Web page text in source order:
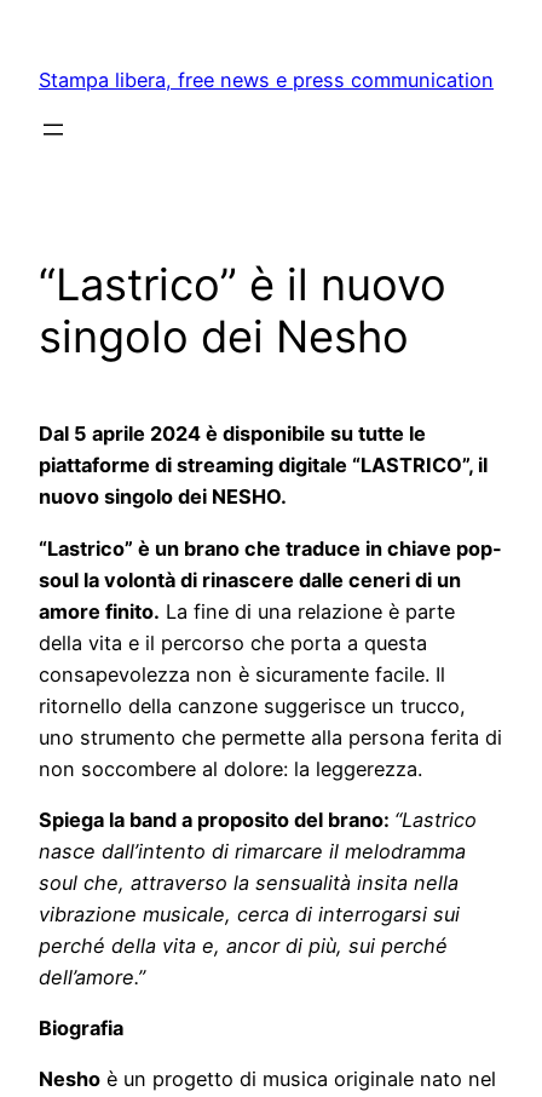
content
Stampa libera, free news e press communication
“Lastrico” è il nuovo
singolo dei Nesho
Dal 5 aprile 2024 è disponibile su tutte le
piattaforme di streaming digitale “LASTRICO”, il
nuovo singolo dei NESHO.
“Lastrico” è un brano che traduce in chiave pop-
soul la volontà di rinascere dalle ceneri di un
amore finito. La fine di una relazione è parte
della vita e il percorso che porta a questa
consapevolezza non è sicuramente facile. Il
ritornello della canzone suggerisce un trucco,
uno strumento che permette alla persona ferita di
non soccombere al dolore: la leggerezza.
Spiega la band a proposito del brano: “Lastrico
nasce dall’intento di rimarcare il melodramma
soul che, attraverso la sensualità insita nella
vibrazione musicale, cerca di interrogarsi sui
perché della vita e, ancor di più, sui perché
dell’amore.”
Biografia
Nesho è un progetto di musica originale nato nel